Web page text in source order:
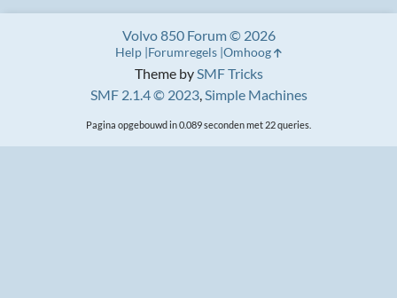
Theme bySMF Tricks
SMF 2.1.4 © 2023,Simple Machines
Volvo 850 Forum © 2026
Help Forumregels Omhoog
Pagina opgebouwd in 0.089 seconden met 22 queries.